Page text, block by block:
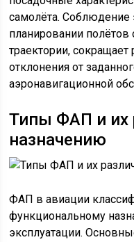
самолёта. Соблюдение
планировании полётов
траектории,
отклонения от
аэронавигационной
Типы ФАП и их
назначению
ФАП в авиации
функциональному
эксплуатации.